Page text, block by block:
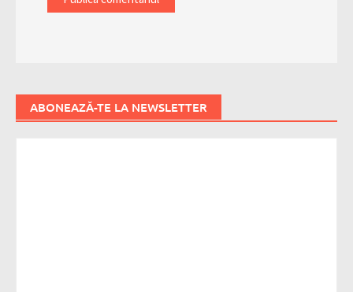
ABONEAZĂ-TE LA NEWSLETTER